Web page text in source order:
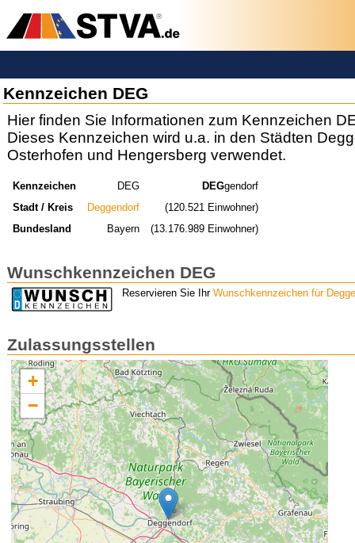
Kennzeichen DEG
Hier finden Sie Informationen zum Kennzeichen
Dieses Kennzeichen wird u.a. in den Städten
Osterhofen und Hengersberg verwendet.
Kennzeichen DEG DEGgendorf
Stadt / Kreis
Deggendorf
(120.521 Einwohner)
Bundesland
Bayern (13.176.989 Einwohner)
Wunschkennzeichen DEG
Reservieren Sie Ihr Wunschkennzeichen für
Zulassungsstellen
+
−